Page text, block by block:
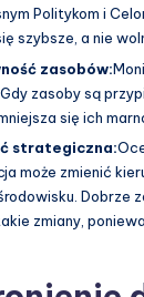
Politykom i
szybsze, a nie
zasobów:
zasoby są
się ich
strategiczna:
może zmienić
Dobrze
zmiany,